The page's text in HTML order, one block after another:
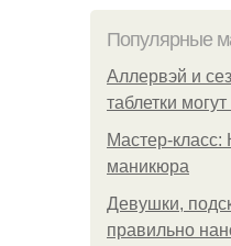
Популярные
Аллервэй и
таблетки
Мастер-класс:
маникюра
Девушки,
правильно